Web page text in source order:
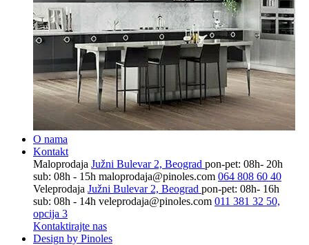
O nama
Kontakt
Maloprodaja Južni Bulevar 2, Beograd pon-pet: 08h- 20h
sub: 08h - 15h maloprodaja@pinoles.com 064 808 60 40
Veleprodaja Južni Bulevar 2, Beograd pon-pet: 08h- 16h
sub: 08h - 14h veleprodaja@pinoles.com 011 381 32 50,
opcija 3
Kontaktirajte nas
Design by Pinoles